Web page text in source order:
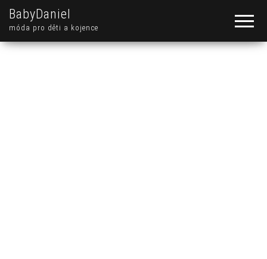
BabyDaniel
móda pro děti a kojence